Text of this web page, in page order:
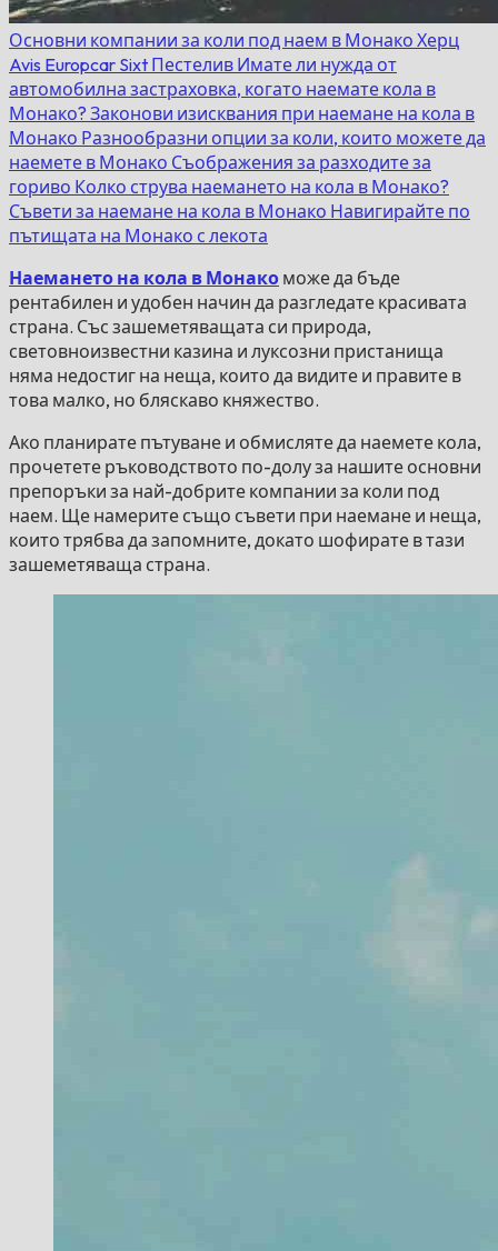
Основни компании за коли под наем в Монако Херц
Avis Europcar Sixt Пестелив Имате ли нужда от
автомобилна застраховка, когато наемате кола в
Монако? Законови изисквания при наемане на кола в
Монако Разнообразни опции за коли, които можете да
наемете в Монако Съображения за разходите за
гориво Колко струва наемането на кола в Монако?
Съвети за наемане на кола в Монако Навигирайте по
пътищата на Монако с лекота
Наемането на кола в Монако може да бъде
рентабилен и удобен начин да разгледате красивата
страна. Със зашеметяващата си природа,
световноизвестни казина и луксозни пристанища
няма недостиг на неща, които да видите и правите в
това малко, но бляскаво княжество.
Ако планирате пътуване и обмисляте да наемете кола,
прочетете ръководството по-долу за нашите основни
препоръки за най-добрите компании за коли под
наем. Ще намерите също съвети при наемане и неща,
които трябва да запомните, докато шофирате в тази
зашеметяваща страна.